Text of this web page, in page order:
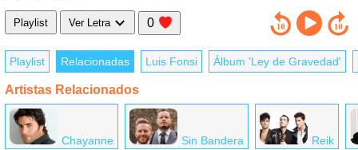
Playlist Ver Letra 0
Playlist Relacionadas Luis Fonsi Álbum 'Ley de Gravedad'
Artistas Relacionados
Chayanne Sin Bandera Reik